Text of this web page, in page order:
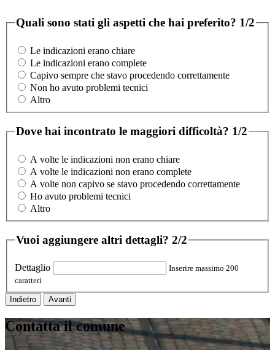
Quali sono stati gli aspetti che hai preferito? 1/2
Le indicazioni erano chiare
Le indicazioni erano complete
Capivo sempre che stavo procedendo correttamente
Non ho avuto problemi tecnici
Altro
Dove hai incontrato le maggiori difficoltà? 1/2
A volte le indicazioni non erano chiare
A volte le indicazioni non erano complete
A volte non capivo se stavo procedendo correttamente
Ho avuto problemi tecnici
Altro
Vuoi aggiungere altri dettagli? 2/2
Dettaglio
Inserire massimo 200
caratteri
Indietro Avanti
Contatta il comune